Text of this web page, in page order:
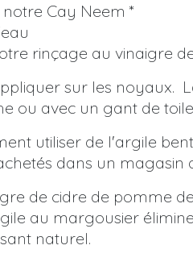
Cay Neem *
rinçage au vinaigre
sur les noyaux.
ou avec un gant de
utiliser de l'argile
dans un magasin
de cidre de pomme
au margousier
naturel.